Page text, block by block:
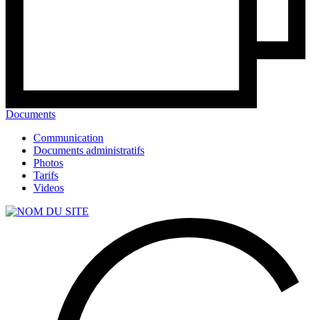
Documents
Communication
Documents administratifs
Photos
Tarifs
Videos